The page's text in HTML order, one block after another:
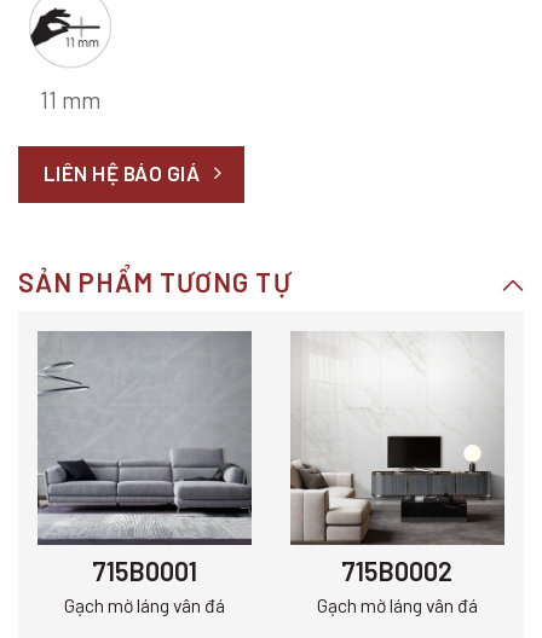
11 mm
LIÊN HỆ BÁO GIÁ
SẢN PHẨM TƯƠNG TỰ
715B0001
Gạch mờ láng vân đá
715B0002
Gạch mờ láng vân đá